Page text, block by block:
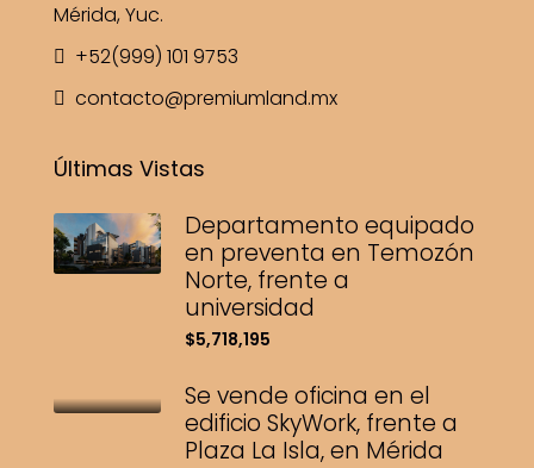
Mérida, Yuc.
+52(999) 101 9753
contacto@premiumland.mx
Últimas Vistas
Departamento equipado
en preventa en Temozón
Norte, frente a
universidad
$5,718,195
Se vende oficina en el
edificio SkyWork, frente a
Plaza La Isla, en Mérida